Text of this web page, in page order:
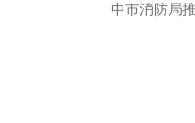
中市消防局